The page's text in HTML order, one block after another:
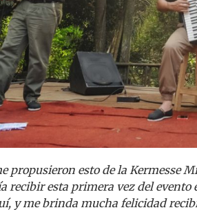
propusieron esto de la Kermesse
recibir esta primera vez del
y me brinda mucha felicidad